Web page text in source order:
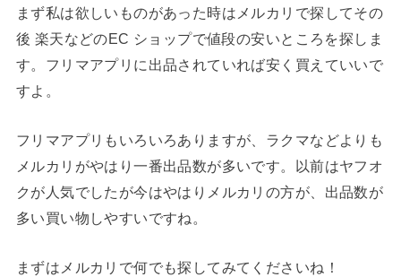
まず私は欲しいものがあった時はメルカリで探してその
後 楽天などのEC ショップで値段の安いところを探しま
す。フリマアプリに出品されていれば安く買えていいで
すよ。
フリマアプリもいろいろありますが、ラクマなどよりも
メルカリがやはり一番出品数が多いです。以前はヤフオ
クが人気でしたが今はやはりメルカリの方が、出品数が
多い買い物しやすいですね。
まずはメルカリで何でも探してみてくださいね！